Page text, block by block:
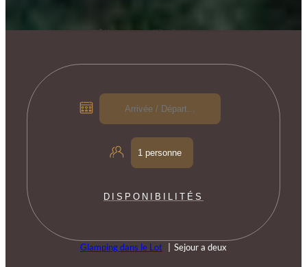
DISPONIBILITÉS
Glamping dans le Lot Sejour a deux